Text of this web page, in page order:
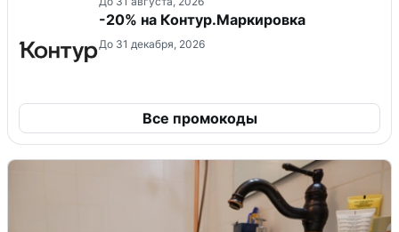
-20% на Контур.Маркировка
До 31 декабря, 2026
Все промокоды